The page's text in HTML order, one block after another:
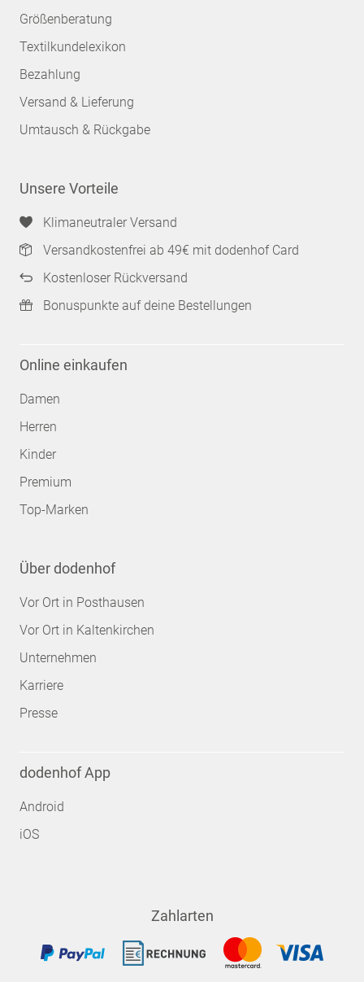
Größenberatung
Textilkundelexikon
Bezahlung
Versand & Lieferung
Umtausch & Rückgabe
Unsere Vorteile
Klimaneutraler Versand
Versandkostenfrei ab 49€ mit dodenhof Card
Kostenloser Rückversand
Bonuspunkte auf deine Bestellungen
Online einkaufen
Damen
Herren
Kinder
Premium
Top-Marken
Über dodenhof
Vor Ort in Posthausen
Vor Ort in Kaltenkirchen
Unternehmen
Karriere
Presse
dodenhof App
Android
iOS
Zahlarten